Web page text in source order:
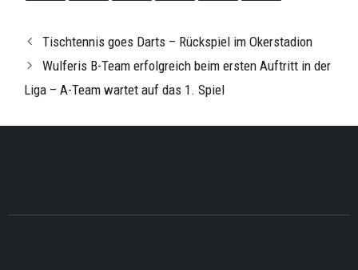
Tischtennis goes Darts – Rückspiel im Okerstadion
Wulferis B-Team erfolgreich beim ersten Auftritt in der
Liga – A-Team wartet auf das 1. Spiel